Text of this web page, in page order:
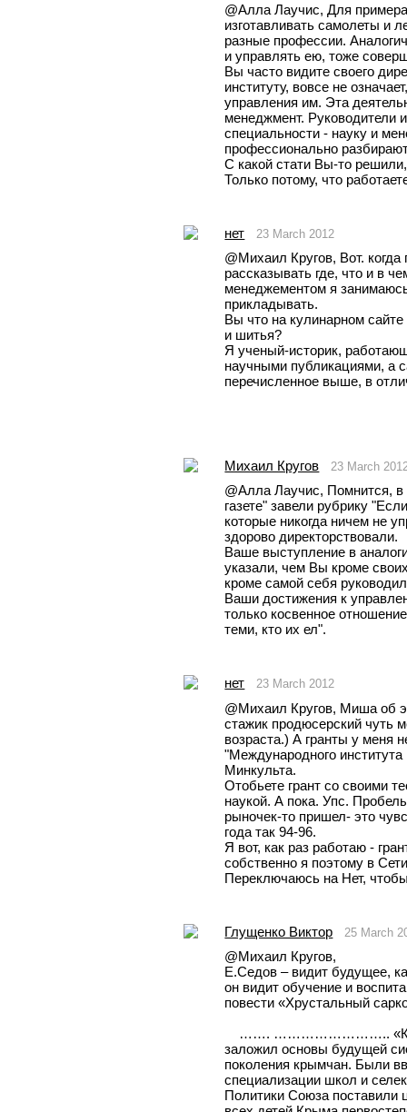
@Aлла Лаучис, Для
изготавливать самолеты и
разные профессии.
и управлять ею, тоже
Вы часто видите своего
институту, вовсе не
управления им. Эта
менеджмент. Руководители
специальности - науку и
профессионально
С какой стати Вы-то
Только потому, что
нет 23 March 2012
@Михаил Кругов, Вот. когда
рассказывать где, что и в
менеджементом я
прикладывать.
Вы что на кулинарном
и шитья?
Я ученый-историк,
научными публикациями, а
перечисленное выше, в
Михаил Кругов 23 March
@Aлла Лаучис, Помнится, в
газете" завели рубрику
которые никогда ничем не
здорово директорствовали.
Ваше выступление в
указали, чем Вы кроме
кроме самой себя
Ваши достижения к
только косвенное
теми, кто их ел".
нет 23 March 2012
@Михаил Кругов, Миша об
стажик продюсерский чуть
возраста.) А гранты у меня
"Международного
Минкульта.
Отобьете грант со своими
наукой. А пока. Упс.
рыночек-то пришел- это
года так 94-96.
Я вот, как раз работаю -
собственно я поэтому в
Переключаюсь на Нет,
Глущенко Виктор 25 March
@Михаил Кругов,
Е.Седов – видит будущее,
он видит обучение и
повести «Хрустальный
заложил основы будущей
поколения крымчан. Были
специализации школ и
Политики Союза поставили